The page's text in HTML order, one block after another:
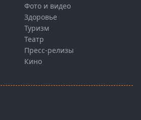
Фото и видео
Здоровье
Туризм
Театр
Пресс-релизы
Кино